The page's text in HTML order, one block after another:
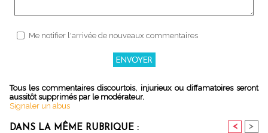
Me notifier l'arrivée de nouveaux commentaires
Tous les commentaires discourtois, injurieux ou diffamatoires seront
aussitôt supprimés par le modérateur.
Signaler un abus
DANS LA MÊME RUBRIQUE : < >